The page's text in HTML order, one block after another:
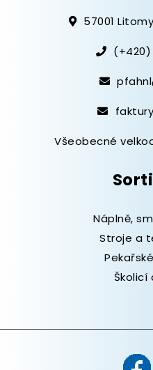
57001
(+420)
Všeobecné
Náplně,
Stroje a